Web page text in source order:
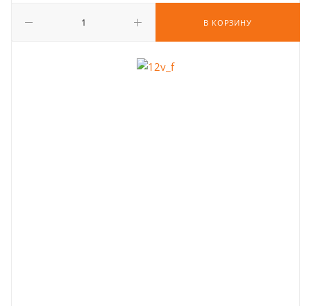
В КОРЗИНУ